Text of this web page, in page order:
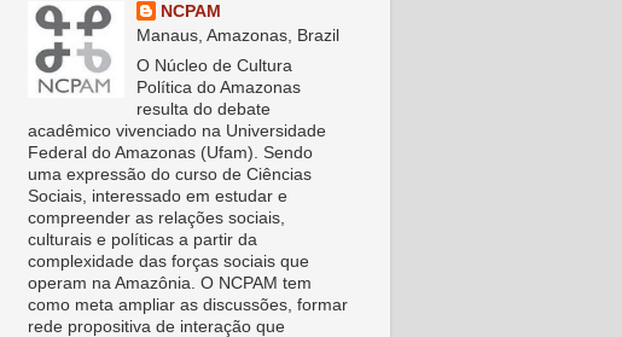
NCPAM
Manaus, Amazonas, Brazil
O Núcleo de Cultura
Política do Amazonas
resulta do debate
acadêmico vivenciado na Universidade
Federal do Amazonas (Ufam). Sendo
uma expressão do curso de Ciências
Sociais, interessado em estudar e
compreender as relações sociais,
culturais e políticas a partir da
complexidade das forças sociais que
operam na Amazônia. O NCPAM tem
como meta ampliar as discussões, formar
rede propositiva de interação que